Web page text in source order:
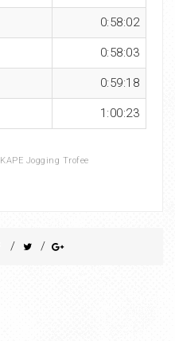
0:58:02
0:58:03
0:59:18
1:00:23
KAPE Jogging Trofee
/ /